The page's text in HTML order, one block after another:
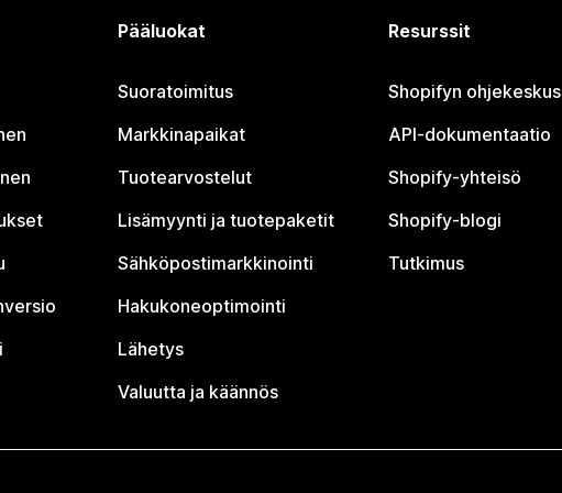
Pääluokat
Suoratoimitus
Markkinapaikat
Tuotearvostelut
Lisämyynti ja tuotepaketit
Sähköpostimarkkinointi
Hakukoneoptimointi
Lähetys
Valuutta ja käännös
Resurssit
Shopifyn ohjekeskus
API-dokumentaatio
Shopify-yhteisö
Shopify-blogi
Tutkimus